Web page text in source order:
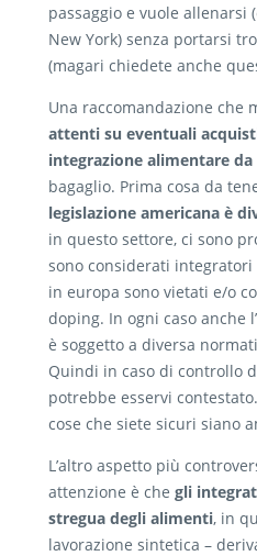
passaggio e vuole allenarsi
New York) senza portarsi
(magari chiedete anche
Una raccomandazione che
attenti su eventuali
integrazione alimentare
bagaglio. Prima cosa da
legislazione americana è
in questo settore, ci sono
sono considerati
in europa sono vietati e/o
doping. In ogni caso anche
è soggetto a diversa
Quindi in caso di controllo
potrebbe esservi
cose che siete sicuri siano
L’altro aspetto più
attenzione è che gli
stregua degli alimenti, in
lavorazione sintetica –